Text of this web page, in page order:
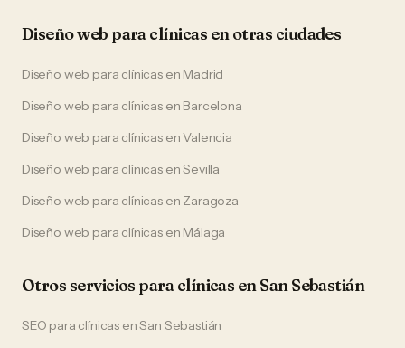
Diseño web paraclínicas en otras ciudades
Diseño web para clínicasen Madrid
Diseño web para clínicasen Barcelona
Diseño web para clínicasenValencia
Diseño web para clínicasenSevilla
Diseño web para clínicasen Zaragoza
Diseño web para clínicasen Málaga
Otros servicios paraclínicas enSan Sebastián
SEO para clínicas enSan Sebastián